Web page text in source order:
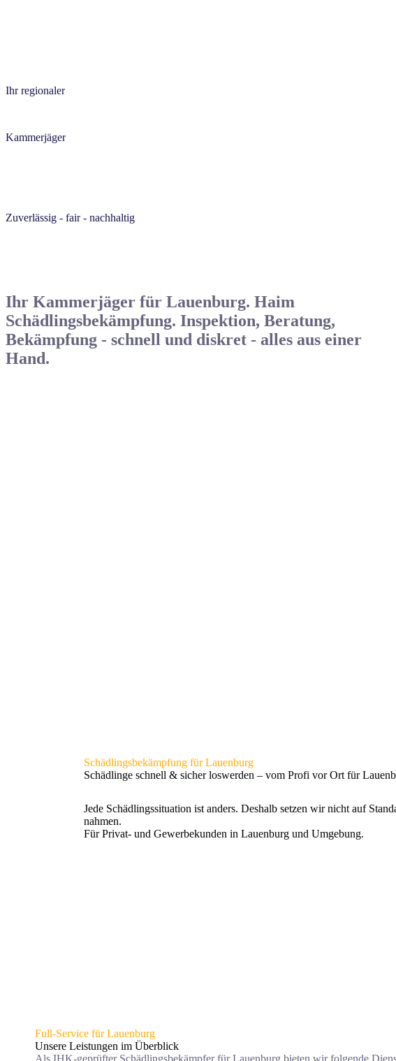
Ihr regio­na­ler
Kam­mer­jä­ger
Zuver­läs­sig - fair - nach­hal­tig
Ihr Kam­mer­jä­ger für Lau­en­burg. Haim
Schäd­lings­be­kämp­fung. Inspek­ti­on, Bera­tung,
Bekämp­fung - schnell und dis­kret - alles aus einer
Hand.
Schäd­lings­be­kämp­fung für Lau­en­burg
Schäd­lin­ge schnell & sicher los­wer­den – vom Pro­fi vor Ort für
Jede Schäd­lings­si­tua­ti­on ist anders. Des­halb set­zen wir nicht auf
nah­men.
Für Pri­vat- und Gewer­be­kun­den in Lau­en­burg und Umge­bung.
Full-Ser­vice für Lau­en­burg
Unse­re Leis­tun­gen im Über­blick
Als IHK-geprüf­ter Schäd­lings­be­kämp­fer für Lau­en­burg bie­ten wir fol­gen­de